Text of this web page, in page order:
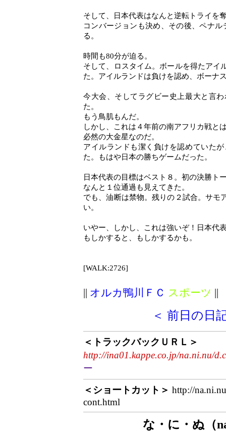
そして、日本代表はなんと逆転トライを
コンバージョンも決め、その後、ペナ
る。
時間も80分が迫る。
そして、ロスタイム。ボールを得たアイ
た。アイルランドは負けを認め、ボーナ
今大会、そしてラグビー史上最大と言
た。
もう鳥肌もんだ。
しかし、これは４年前の南アフリカ戦と
必然の大金星なのだ。
アイルランドも潔く負けを認めていた
た。もはや日本の勝ちゲームだった。
日本代表の目標はベスト８。初の決勝ト
なんと１位通過も見えてきた。
でも、油断は禁物。残りの２試合。サモ
い。
いやー、しかし、これは強いぞ！日本代
もしかすると、もしかするかも。
[WALK:2726]
|| オルカ鴨川ＦＣ スポーツ ||
＜ 前日の日
＜トラックバックＵＲＬ＞
http://ina01.kappe.co.jp/na.ni.nu/
ー
＜ショートカット＞ http://
cont.html
な・に・ぬ（